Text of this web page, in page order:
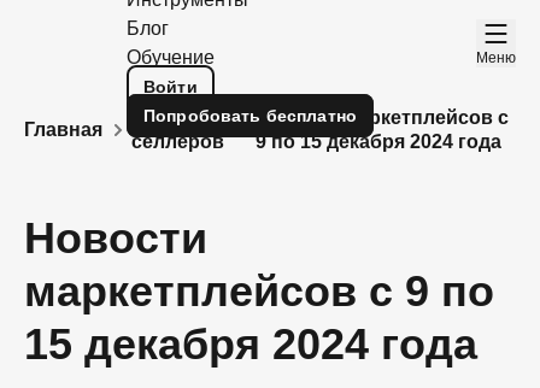
Блог
Обучение
Войти
Попробовать бесплатно
Меню
Главная
Блог для
селлеров
Новости маркетплейсов с
9 по 15 декабря 2024 года
Новости
маркетплейсов с 9 по
15 декабря 2024 года